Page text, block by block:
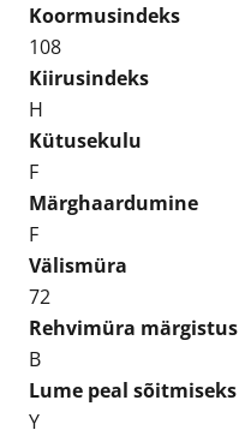
Koormusindeks
108
Kiirusindeks
H
Kütusekulu
F
Märghaardumine
F
Välismüra
72
Rehvimüra märgistus
B
Lume peal sõitmiseks
Y